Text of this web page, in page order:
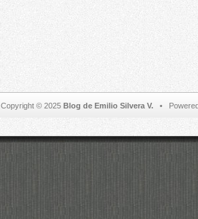
Copyright © 2025 Blog de Emilio Silvera V.•